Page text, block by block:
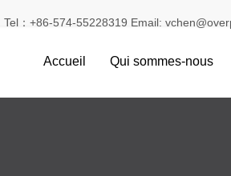
Tel：+86-574-55228319 Email:
Accueil Qui sommes-nous